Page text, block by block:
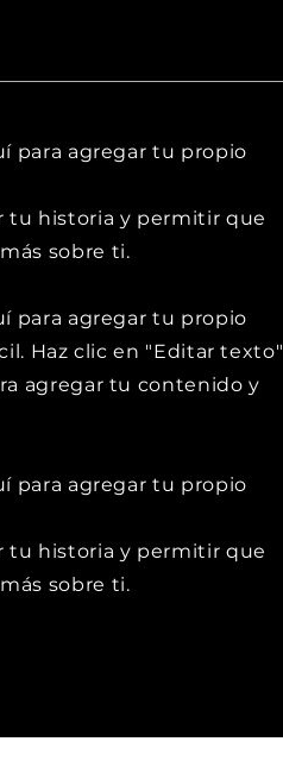
para agregar tu propio
tu historia y permitir que
sobre ti.
para agregar tu propio
Haz clic en "Editar texto"
agregar tu contenido y
para agregar tu propio
tu historia y permitir que
sobre ti.